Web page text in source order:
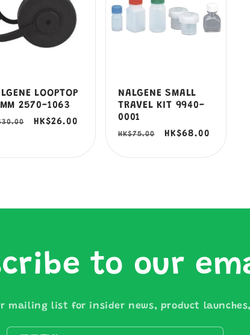
LOOPTOP
2570-1063
售
HK$26.00
NALGENE SMALL
TRAVEL KIT 9940-
0001
定
HK$75.00
售
HK$68.00
to our
mailing list for insider news, product